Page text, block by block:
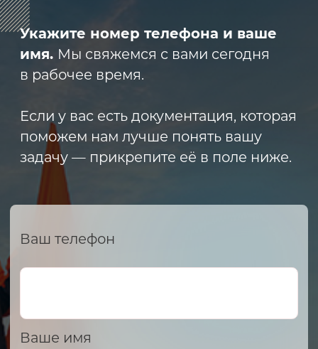
ИНН 2466160772 КПП 246601001 ОГРН
1152468015391
2023 © ARMET GROUP
Политика конфиденциальности